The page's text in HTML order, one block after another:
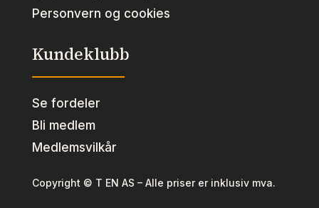
Personvern og cookies
Kundeklubb
Se fordeler
Bli medlem
Medlemsvilkår
Copyright © T EN AS – Alle priser er inklusiv mva.